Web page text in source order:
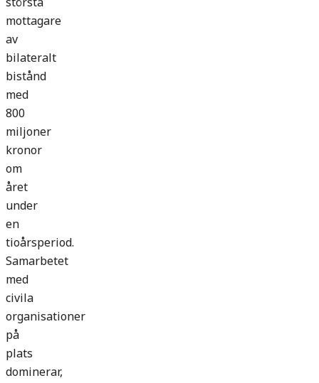
mottagare
av
bilateralt
bistånd
med
800
miljoner
kronor
om
året
under
en
tioårsperiod.
Samarbetet
med
civila
organisationer
på
plats
dominerar,